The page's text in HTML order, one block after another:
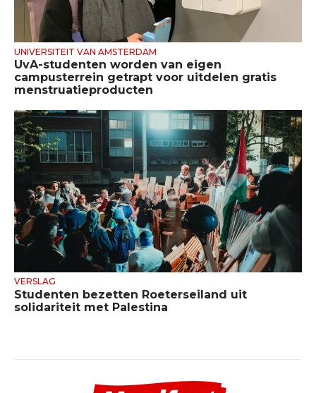
UNIVERSITEIT VAN AMSTERDAM
UvA-studenten worden van eigen
campusterrein getrapt voor uitdelen gratis
menstruatieproducten
VERSLAG
Studenten bezetten Roeterseiland uit
solidariteit met Palestina